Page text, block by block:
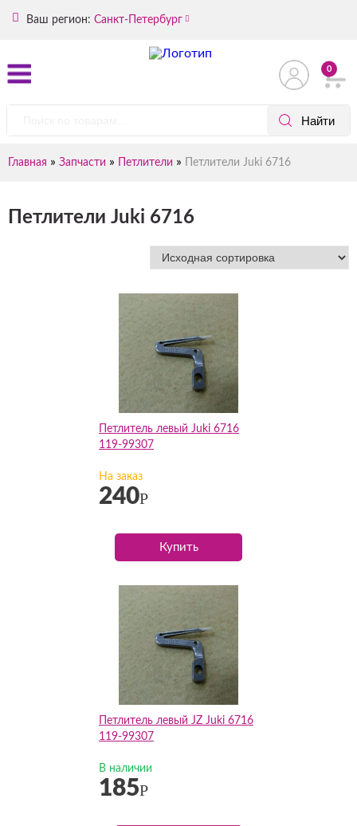
Ваш регион: Санкт-Петербург
0
Главная » Запчасти » Петлители » Петлители Juki 6716
Петлители Juki 6716
Петлитель левый Juki 6716
119-99307
На заказ
240Р
Купить
Петлитель левый JZ Juki 6716
119-99307
В наличии
185Р